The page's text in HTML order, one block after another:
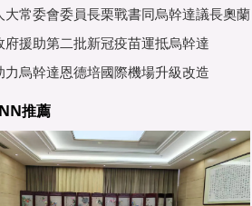
大常委會委員長栗戰書同烏幹達議長奧蘭
會
府援助第二批新冠疫苗運抵烏幹達
力烏幹達恩德培國際機場升級改造
推薦